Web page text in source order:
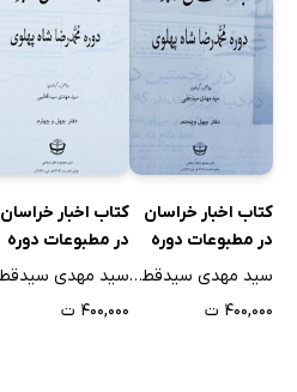
ترتیب نزول موکب اجلال
فوق‌العاده مدیران جرائد
صیدعلی خان درجزی
ایام توقف ملوکانه
بیانات ملوکانه
حریق منزل دکتر غنی
موکب ملوکانه در تربت
کتاب اخبار خراسان
در مطبوعات دوره
محمدرضا شاه
پنجم
سید مهدی سیدقطبی
۴۰۰,۰۰۰ ت
کتاب اخبار خراسان
در مطبوعات دوره
محمدرضا شاه
چهارم
۴۰۰,۰۰۰ ت